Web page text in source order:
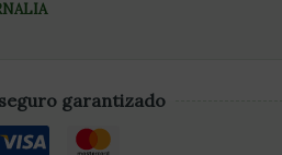
garantizado